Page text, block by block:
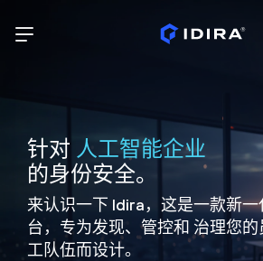
针对 人工智能企业
的身份安全。
来认识一下 Idira，这是一款新
台，专为发现、管控和 治理您
工队伍而设计。